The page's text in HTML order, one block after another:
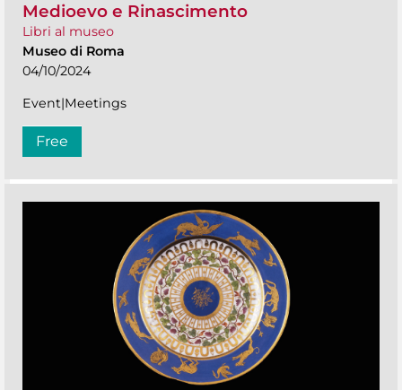
Medioevo e Rinascimento
Libri al museo
Museo di Roma
04/10/2024
Event|Meetings
Free